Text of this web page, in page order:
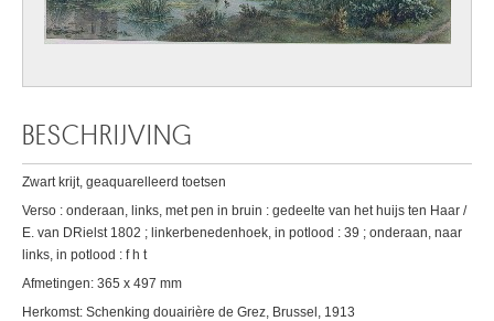
BESCHRIJVING
Zwart krijt, geaquarelleerd toetsen
Verso : onderaan, links, met pen in bruin : gedeelte van het huijs ten Haar /
E. van DRielst 1802 ; linkerbenedenhoek, in potlood : 39 ; onderaan, naar
links, in potlood : f h t
Afmetingen: 365 x 497 mm
Herkomst: Schenking douairière de Grez, Brussel, 1913